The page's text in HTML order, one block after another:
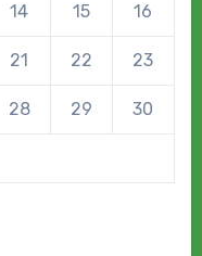
14 15 16
21 22 23
28 29 30